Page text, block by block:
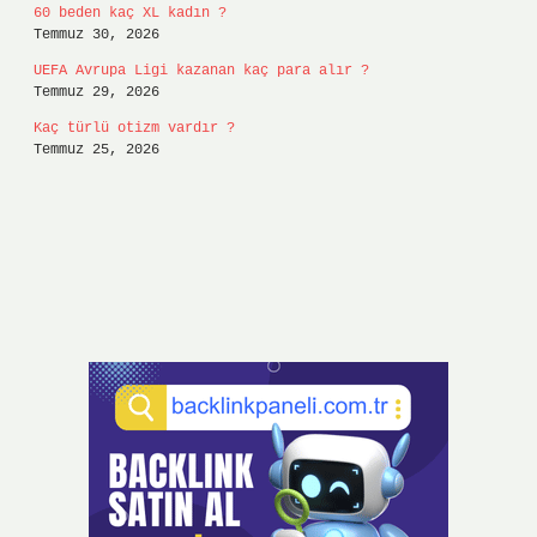
60 beden kaç XL kadın ?
Temmuz 30, 2026
UEFA Avrupa Ligi kazanan kaç para alır ?
Temmuz 29, 2026
Kaç türlü otizm vardır ?
Temmuz 25, 2026